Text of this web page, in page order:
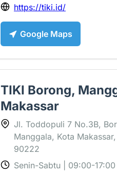
https://tiki.id/
Google Maps
TIKI Borong,
Makassar
Jl. Toddopuli 7 No.3B,
Manggala, Kota
90222
Senin-Sabtu | 09:00-17:00